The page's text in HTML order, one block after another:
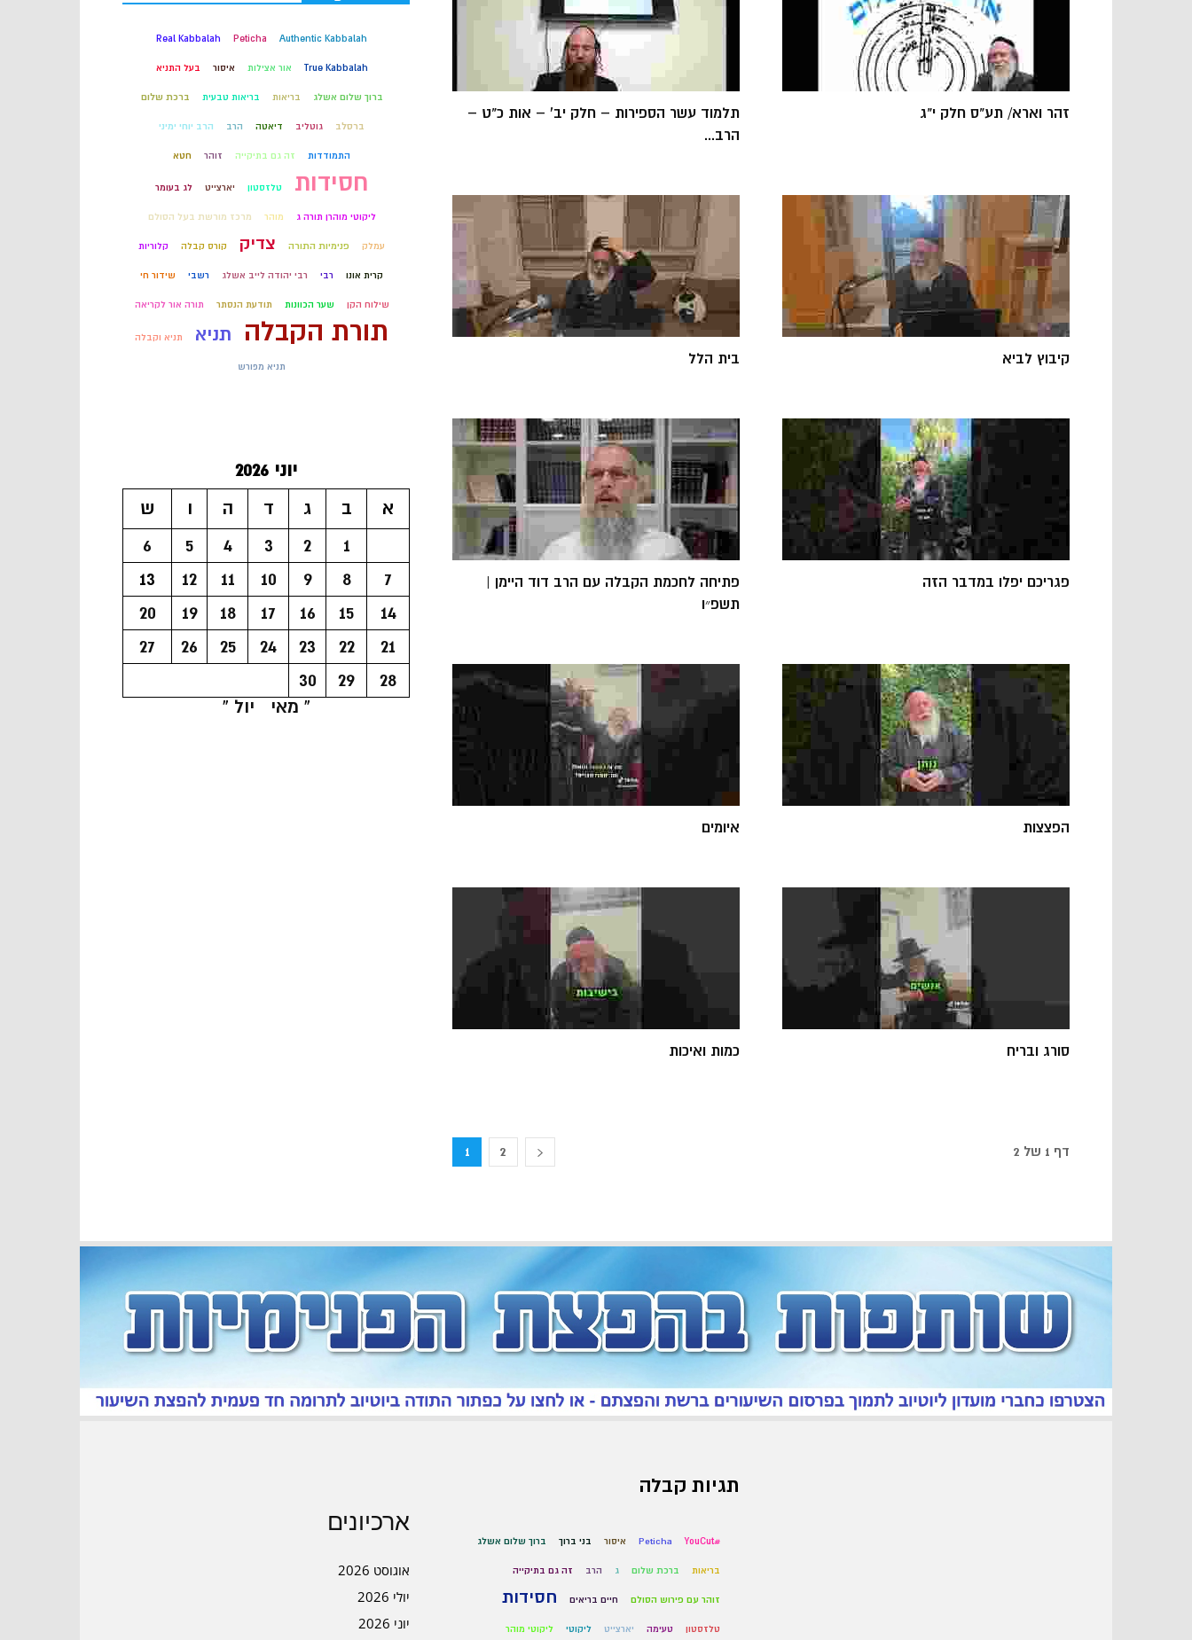
תלמוד עשר הספירות – חלק יב' – אות כ"ט –
הרב...
זהר וארא/ תע"ס חלק י"ג
בית הלל קיבוץ לביא
פתיחה לחכמת הקבלה עם הרב דוד היימן |
תשפ״ו
פגריכם יפלו במדבר הזה
איומים הפצצות
כמות ואיכות סורג ובריח
1 2 דף 1 של 2
Authentic Kabbalah
Peticha
Real Kabbalah
True Kabbalah אור אצילות איסור בעל התניא
ברוך שלום אשלג בריאות בריאות טבעית ברכת שלום
ברסלב גוטליב דיאטה הרב הרב יוחי ימיני
התמודדות זה גם בתיקייה זוהר חטא
חסידות טלזסטון יארצייט לג בעומר
ליקוטי מוהרן תורה ג מוהר מרכז מורשת בעל הסולם
עמלק פנימיות התורה צדיק קורס קבלה קלוריות
קרית אונו רבי רבי יהודה לייב אשלג רשבי שידור חי
שילוח הקן שער הכוונות תודעת הנסתר תורה אור לקריאה
תורת הקבלה תניא תניא וקבלה
תניא מפורש
יוני 2026
א
ב ג ד ה ו
ש
1
2
3
4
5
6
7
8
9
10
11
12
13
14
15
16
17
18
19
20
21
22
23
24
25
26
27
28
29
30
« מאי
יול »
ארכיונים
אוגוסט 2026
יולי 2026
יוני 2026
תגיות קבלה
#YouCut
Peticha איסור בני ברוך ברוך שלום אשלג
בריאות ברכת שלום ג הרב זה גם בתיקייה
זוהר עם פירוש הסולם חיים בריאים חסידות
טלזסטון טעימה יארצייט ליקוטי ליקוטי מוהר